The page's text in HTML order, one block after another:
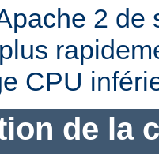
2 de
CPU
de la